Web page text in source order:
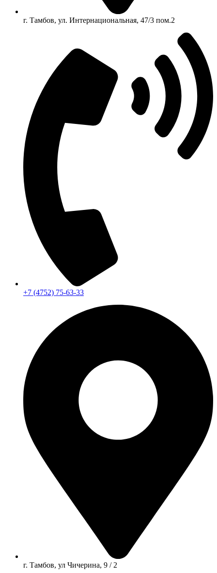
г. Тамбов, ул. Интернациональная, 47/3 пом.2
+7 (4752) 75-63-33
г. Тамбов, ул Чичерина, 9 / 2